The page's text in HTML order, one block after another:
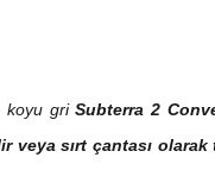
koyu griSubterra 2
veya sırt çantası olarak